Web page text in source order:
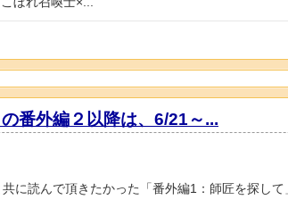
の番外編２以降は、6/21～...
共に読んで頂きたかった「番外編1：師匠を探して